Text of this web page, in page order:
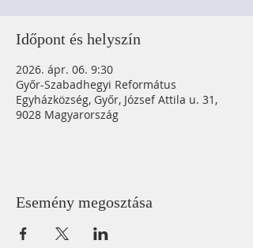
Időpont és helyszín
2026. ápr. 06. 9:30
Győr-Szabadhegyi Református
Egyházközség, Győr, József Attila u. 31,
9028 Magyarország
Esemény megosztása